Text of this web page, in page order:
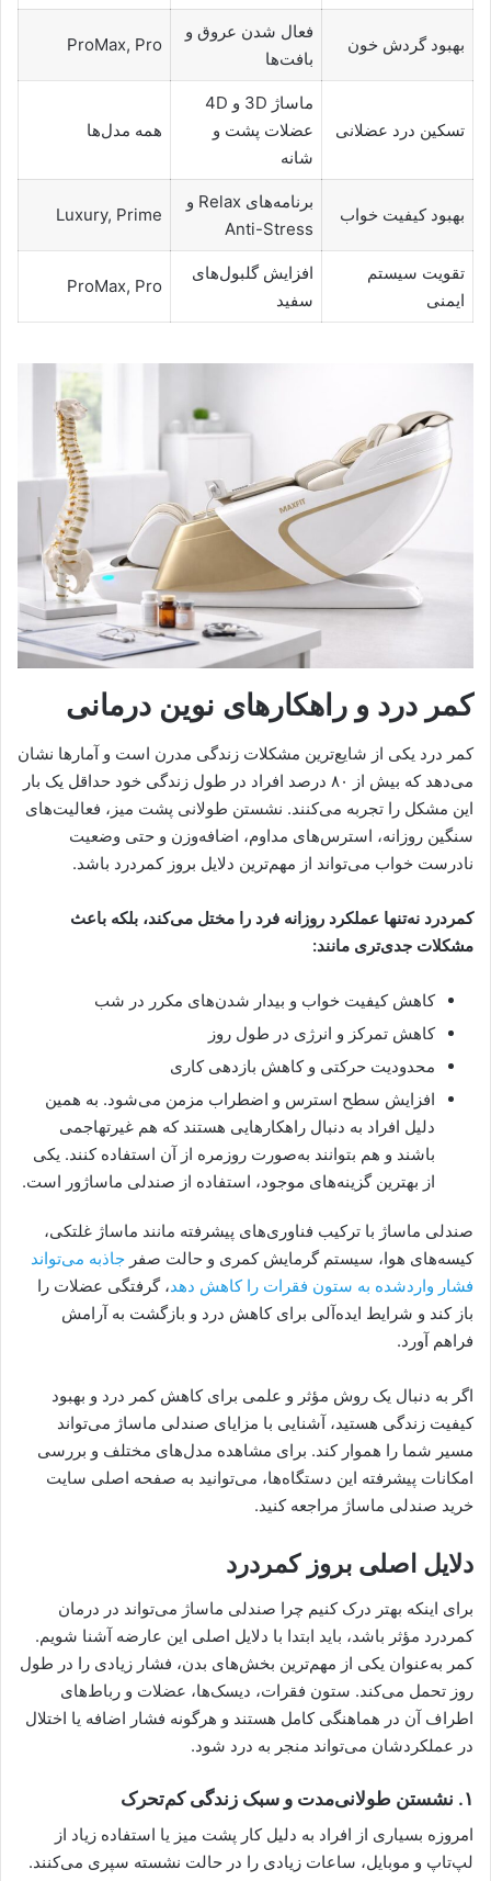
بهبود گردش خون
فعال شدن عروق و
بافت‌ها
ProMax, Pro
تسکین درد عضلانی
ماساژ 3D و 4D
عضلات پشت و
شانه
همه مدل‌ها
بهبود کیفیت خواب
برنامه‌های Relax و
Anti-Stress
Luxury, Prime
تقویت سیستم
ایمنی
افزایش گلبول‌های
سفید
ProMax, Pro
کمر درد و راهکارهای نوین درمانی
کمر درد یکی از شایع‌ترین مشکلات زندگی مدرن است و آمارها نشان
می‌دهد که بیش از ۸۰ درصد افراد در طول زندگی خود حداقل یک بار
این مشکل را تجربه می‌کنند. نشستن طولانی پشت میز، فعالیت‌های
سنگین روزانه، استرس‌های مداوم، اضافه‌وزن و حتی وضعیت
نادرست خواب می‌تواند از مهم‌ترین دلایل بروز کمردرد باشد.
کمردرد نه‌تنها عملکرد روزانه فرد را مختل می‌کند، بلکه باعث
مشکلات جدی‌تری مانند:
کاهش کیفیت خواب و بیدار شدن‌های مکرر در شب
کاهش تمرکز و انرژی در طول روز
محدودیت حرکتی و کاهش بازدهی کاری
افزایش سطح استرس و اضطراب مزمن می‌شود. به همین
دلیل افراد به دنبال راهکارهایی هستند که هم غیرتهاجمی
باشند و هم بتوانند به‌صورت روزمره از آن استفاده کنند. یکی
از بهترین گزینه‌های موجود، استفاده از صندلی ماساژور است.
صندلی ماساژ با ترکیب فناوری‌های پیشرفته مانند ماساژ غلتکی،
کیسه‌های هوا، سیستم گرمایش کمری و حالت صفر جاذبه می‌تواند
فشار واردشده به ستون فقرات را کاهش دهد، گرفتگی عضلات را
باز کند و شرایط ایده‌آلی برای کاهش درد و بازگشت به آرامش
فراهم آورد.
اگر به دنبال یک روش مؤثر و علمی برای کاهش کمر درد و بهبود
کیفیت زندگی هستید، آشنایی با مزایای صندلی ماساژ می‌تواند
مسیر شما را هموار کند. برای مشاهده مدل‌های مختلف و بررسی
امکانات پیشرفته این دستگاه‌ها، می‌توانید به صفحه اصلی سایت
خرید صندلی ماساژ مراجعه کنید.
دلایل اصلی بروز کمردرد
برای اینکه بهتر درک کنیم چرا صندلی ماساژ می‌تواند در درمان
کمردرد مؤثر باشد، باید ابتدا با دلایل اصلی این عارضه آشنا شویم.
کمر به‌عنوان یکی از مهم‌ترین بخش‌های بدن، فشار زیادی را در طول
روز تحمل می‌کند. ستون فقرات، دیسک‌ها، عضلات و رباط‌های
اطراف آن در هماهنگی کامل هستند و هرگونه فشار اضافه یا اختلال
در عملکردشان می‌تواند منجر به درد شود.
۱. نشستن طولانی‌مدت و سبک زندگی کم‌تحرک
امروزه بسیاری از افراد به دلیل کار پشت میز یا استفاده زیاد از
لپ‌تاپ و موبایل، ساعات زیادی را در حالت نشسته سپری می‌کنند.